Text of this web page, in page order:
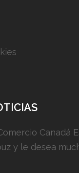
Canadá
y le desea